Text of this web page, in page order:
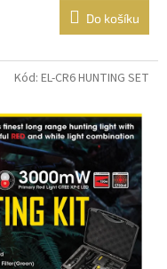
Do košíku
Kód: EL-CR6 HUNTING SET